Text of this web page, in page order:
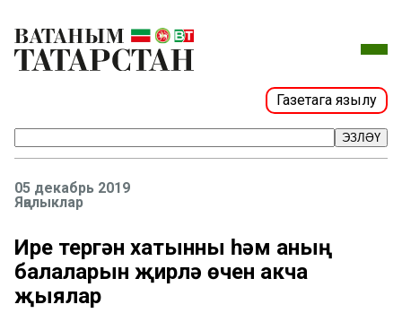
Газетага язылу
ЭЗЛӘҮ
05 декабрь 2019
Яңалыклар
Ире үтергән хатынны һәм аның
балаларын җирләү өчен акча
җыялар